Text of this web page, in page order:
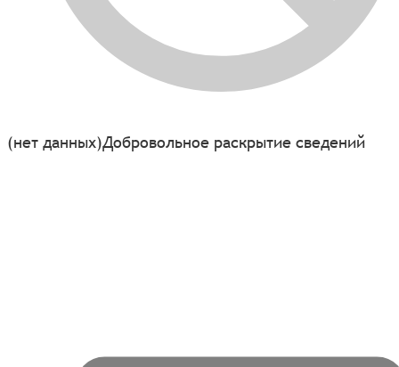
(нет данных)Добровольное раскрытие сведений